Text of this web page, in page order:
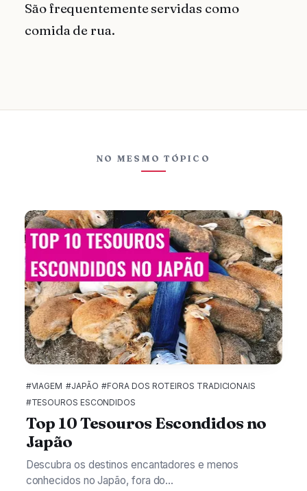
São frequentemente servidas como
comida de rua.
NO MESMO TÓPICO
#VIAGEM #JAPÃO #FORA DOS ROTEIROS TRADICIONAIS
#TESOUROS ESCONDIDOS
Top 10 Tesouros Escondidos no
Japão
Descubra os destinos encantadores e menos
conhecidos no Japão, fora do...